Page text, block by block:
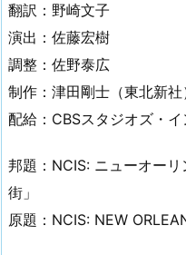
翻訳：野崎文子
演出：佐藤宏樹
調整：佐野泰広
制作：津田剛士（東北新社
配給：CBSスタジオズ・
邦題：NCIS: ニューオー
街」
原題：NCIS: NEW